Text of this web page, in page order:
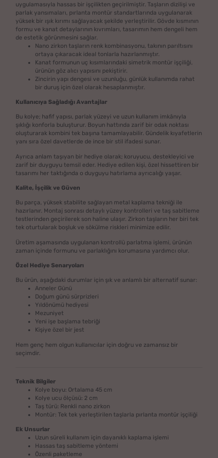
uygulamasıyla hassas bir işçilikten geçirilmiştir. Taşların dizilişi ve
parlak yansımaları, pırlanta montür standartlarında uygulanarak
yüksek bir ışık kırımı sağlayacak şekilde yerleştirilir. Gövde kısmının
formu ve kanat detaylarının kıvrımları, tasarımın hem dengeli hem
de estetik görünmesini sağlar.
Nano zirkon taşların renk kombinasyonu, takının parıltısını
ortaya çıkaracak ideal tonlarla hazırlanmıştır.
Kanat formunun uç kısımlarındaki simetrik montür işçiliği,
ürünün göz alıcı yapısını pekiştirir.
Zincirin yapı dengesi ve uzunluğu, günlük kullanımda rahat
bir duruş için özel olarak hesaplanmıştır.
Kullanıcıya Sağladığı Avantajlar
Bu kolye; hafif yapısı, parlak yüzeyi ve uzun kullanım imkânıyla
şıklığı konforla buluşturur. Boyun hattında zarif bir odak noktası
oluşturarak kombini tek başına tamamlayabilir. Gündelik kıyafetlerin
yanı sıra özel davetlerde de ince bir stil ifadesi sunar.
Ayrıca anlam taşıyan bir hediye olarak; koruyucu, destekleyici ve
zarif bir duyguyu temsil eder. Hediye edilen kişi, özel hissettiren bir
tasarımı her taktığında o duyguyu hatırlama ayrıcalığı yaşar.
Kalite, İşçilik ve Güven
Bu parça, yüksek stabilite sağlayan metal kaplama tekniği ile
hazırlanır. Montaj sonrası detaylı yüzey kontrolleri ve taş sabitleme
testlerinden geçirilerek son haline ulaşır. Zirkon taşların her biri tek
tek oturtularak boşluk ve sökülme riskleri minimize edilir.
Üretim aşamasında uygulanan kontrollü parlatma işlemi, ürünün
zaman içinde formunu ve parlaklığını korumasına yardımcı olur.
Özel Hediye Senaryoları
Bu ürün, aşağıdaki durumlar için şık ve anlamlı bir alternatif sunar:
Anneler Günü
Doğum günü sürprizleri
Yıldönümü hediyesi
Mezuniyet
Yeni işe başlama tebriği
Kişiye özel bir jest
Hem genç hem olgun kullanıcılar için doğru ve zamansız bir
seçimdir.
Teknik Bilgiler
Kolye boyu: Ortalama 45 cm
Kolye ucu ölçüsü: 2 cm
Taş türü: Renkli nano zirkon
Montür: Tek tek yerleştirilen taşlarla pırlanta montür işçiliği
Ek Unsurlar
Uzun süreli kullanım için dayanıklı kaplama işlemi
Hassas taş sabitleme yöntemi
Özenli paketleme